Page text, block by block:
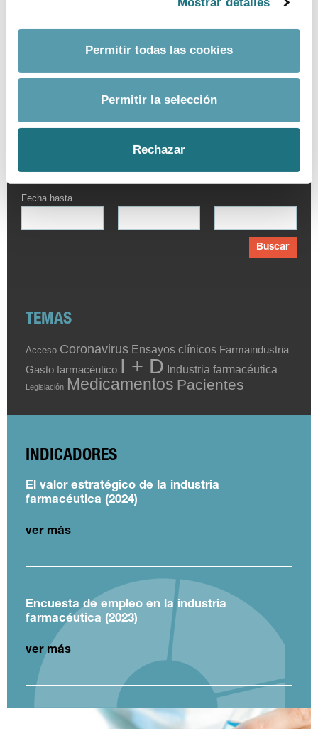
Permitir todas las cookies
Permitir la selección
Rechazar
Fecha hasta
Buscar
TEMAS
Acceso Coronavirus Ensayos clínicos Farmaindustria
Gasto farmacéutico I + D Industria farmacéutica
Legislación Medicamentos Pacientes
INDICADORES
El valor estratégico de la industria
farmacéutica (2024)
ver más
Encuesta de empleo en la industria
farmacéutica (2023)
ver más